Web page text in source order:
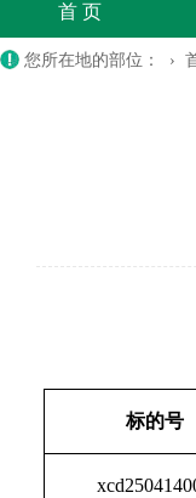
首 页
您所在地的部位： ›
标的号